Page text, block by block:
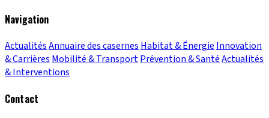
Navigation
ActualitésAnnuaire des casernes Habitat & Énergie Innovation
& Carrières Mobilité & TransportPrévention & SantéActualités
& Interventions
Contact